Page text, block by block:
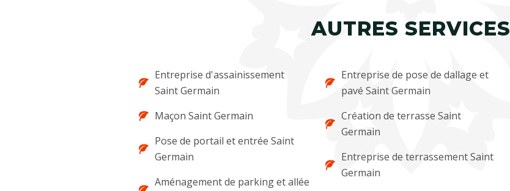
AUTRES SERVICES
Entreprise d'assainissement
Saint Germain
Maçon Saint Germain
Pose de portail et entrée Saint
Germain
Aménagement de parking et allée
Entreprise de pose de dallage et
pavé Saint Germain
Création de terrasse Saint
Germain
Entreprise de terrassement Saint
Germain